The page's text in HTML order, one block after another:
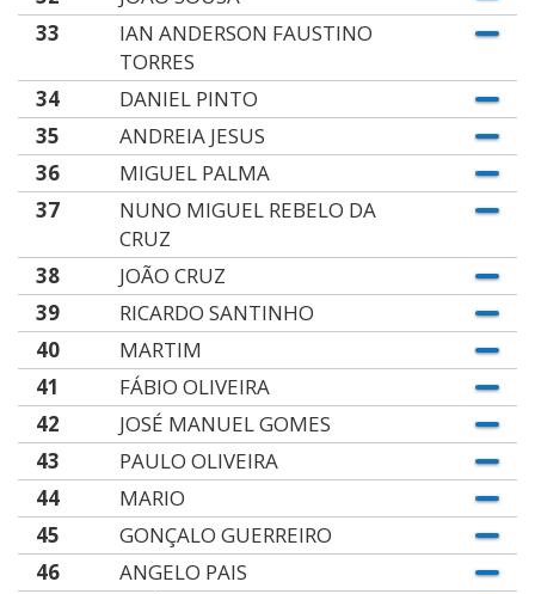
33
IAN ANDERSON FAUSTINO
TORRES
34
DANIEL PINTO
35
ANDREIA JESUS
36
MIGUEL PALMA
37
NUNO MIGUEL REBELO DA
CRUZ
38
JOÃO CRUZ
39
RICARDO SANTINHO
40
MARTIM
41
FÁBIO OLIVEIRA
42
JOSÉ MANUEL GOMES
43
PAULO OLIVEIRA
44
MARIO
45
GONÇALO GUERREIRO
46
ANGELO PAIS